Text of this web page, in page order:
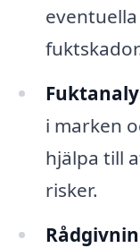
i marken
hjälpa till
risker.